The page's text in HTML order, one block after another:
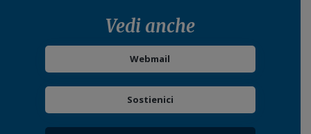
Vedi anche
Webmail
Sostienici